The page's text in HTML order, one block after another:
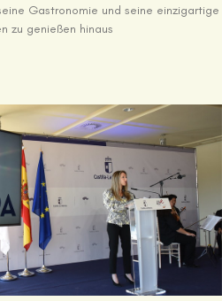
Gastronomie und seine einzigartige
zu genießen hinaus